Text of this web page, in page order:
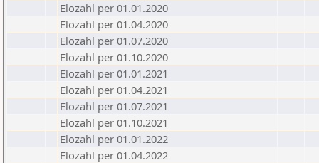
Elozahl per 01.01.2020
Elozahl per 01.04.2020
Elozahl per 01.07.2020
Elozahl per 01.10.2020
Elozahl per 01.01.2021
Elozahl per 01.04.2021
Elozahl per 01.07.2021
Elozahl per 01.10.2021
Elozahl per 01.01.2022
Elozahl per 01.04.2022